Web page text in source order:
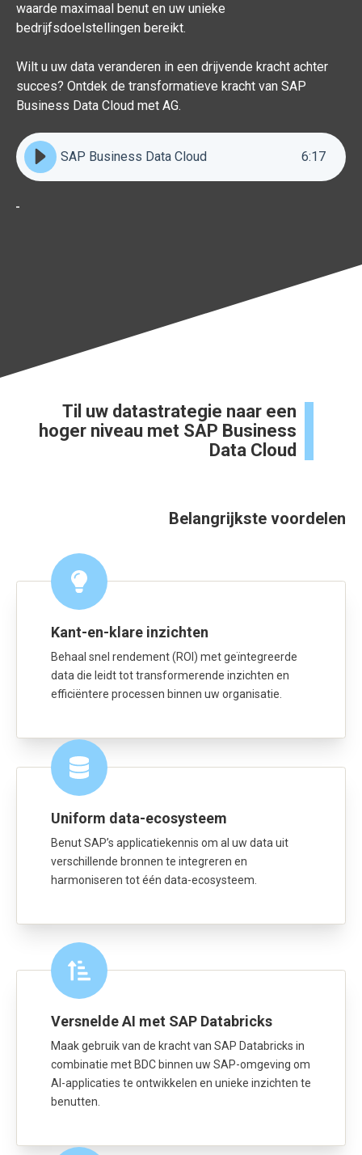
waarde maximaal benut en uw unieke
bedrijfsdoelstellingen bereikt.
Wilt u uw data veranderen in een drijvende kracht achter
succes? Ontdek de transformatieve kracht van SAP
Business Data Cloud met AG.
SAP Business Data Cloud 6:17
Til uw datastrategie naar een
hoger niveau met SAP Business
Data Cloud
Belangrijkste voordelen
Kant-en-klare inzichten
Behaal snel rendement (ROI) met geïntegreerde
data die leidt tot transformerende inzichten en
efficiëntere processen binnen uw organisatie.
Uniform data-ecosysteem
Benut SAP’s applicatiekennis om al uw data uit
verschillende bronnen te integreren en
harmoniseren tot één data-ecosysteem.
Versnelde AI met SAP Databricks
Maak gebruik van de kracht van SAP Databricks in
combinatie met BDC binnen uw SAP-omgeving om
AI-applicaties te ontwikkelen en unieke inzichten te
benutten.